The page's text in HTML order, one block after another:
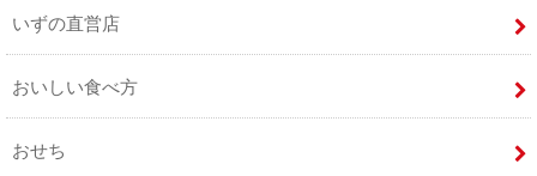
いずの直営店
おいしい食べ方
おせち